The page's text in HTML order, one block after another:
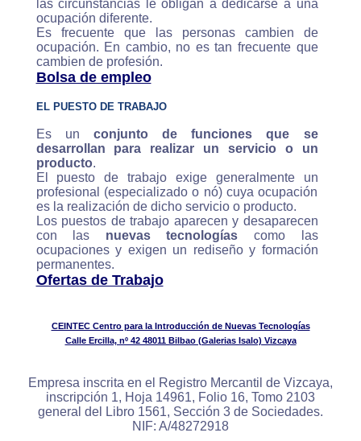
las circunstancias le obligan a dedicarse a una
ocupación diferente.
Es frecuente que las personas cambien de
ocupación. En cambio, no es tan frecuente que
cambien de profesión.
Bolsa de empleo
EL PUESTO DE TRABAJO
Es un conjunto de funciones que se
desarrollan para realizar un servicio o un
producto.
El puesto de trabajo exige generalmente un
profesional (especializado o nó) cuya ocupación
es la realización de dicho servicio o producto.
Los puestos de trabajo aparecen y desaparecen
con las nuevas tecnologías como las
ocupaciones y exigen un rediseño y formación
permanentes.
Ofertas de Trabajo
CEINTEC Centro para la Introducción de Nuevas Tecnologías
Calle Ercilla, nº 42 48011 Bilbao (Galerias Isalo) Vizcaya
Empresa inscrita en el Registro Mercantil de Vizcaya,
inscripción 1, Hoja 14961, Folio 16, Tomo 2103
general del Libro 1561, Sección 3 de Sociedades.
NIF: A/48272918